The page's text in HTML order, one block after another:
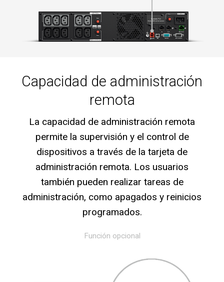
Capacidad de administración
remota
La capacidad de administración remota
permite la supervisión y el control de
dispositivos a través de la tarjeta de
administración remota. Los usuarios
también pueden realizar tareas de
administración, como apagados y reinicios
programados.
Función opcional